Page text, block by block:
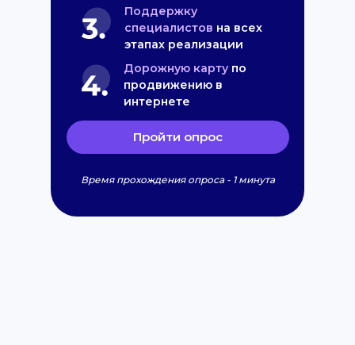
Поддержку
специалистов на всех
этапах реализации
Дорожную карту по
продвижению в
интернете
Пройти опрос
Время прохождения опроса - 1 минута